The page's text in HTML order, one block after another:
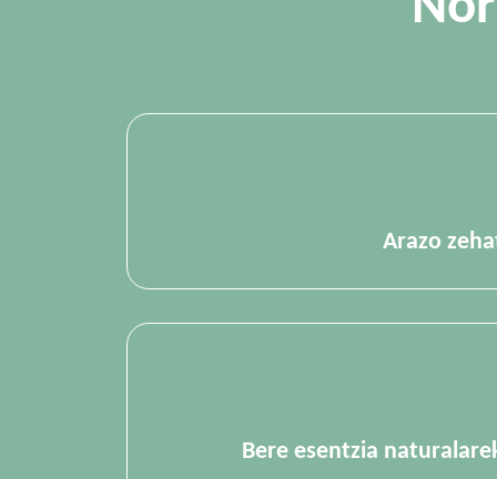
Arazo
Bere esentzia